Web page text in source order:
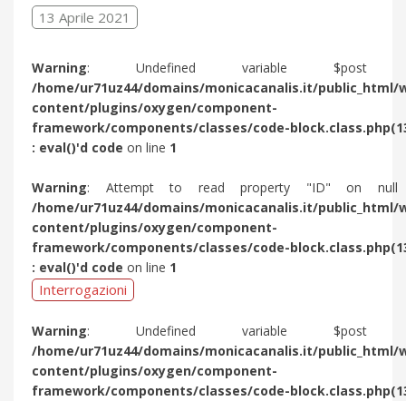
13 Aprile 2021
Warning: Undefined variable $post
/home/ur71uz44/domains/monicacanalis.it/public_html/
content/plugins/oxygen/component-
framework/components/classes/code-
: eval()'d code on line 1
Warning: Attempt to read property "ID" on
/home/ur71uz44/domains/monicacanalis.it/public_html/
content/plugins/oxygen/component-
framework/components/classes/code-
: eval()'d code on line 1
Interrogazioni
Warning: Undefined variable $post
/home/ur71uz44/domains/monicacanalis.it/public_html/
content/plugins/oxygen/component-
framework/components/classes/code-